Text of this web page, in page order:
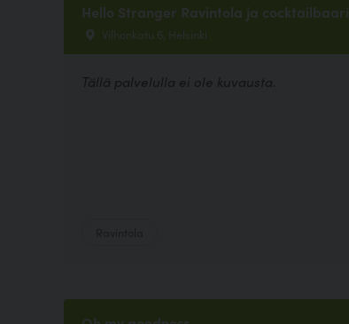
Hello Stranger Ravintola ja cocktailbaari
Vilhonkatu 6, Helsinki
Tällä palvelulla ei ole kuvausta.